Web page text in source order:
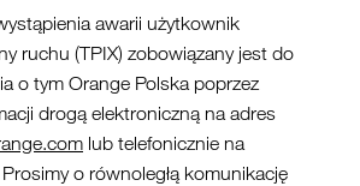
awarii użytkownik
ruchu (TPIX) zobowiązany jest do
o tym Orange Polska poprzez
drogą elektroniczną na adres
lub telefonicznie na
o równoległą komunikację